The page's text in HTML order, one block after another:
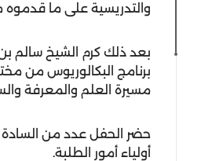
والتدريسية على ما قدموه
برنامج البكالوريوس من
مسيرة العلم والمعرفة
حضر الحفل عدد من السادة
أولياء أمور الطلبة.